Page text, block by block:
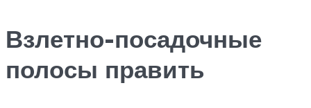
Взлетно-посадочные
полосы править